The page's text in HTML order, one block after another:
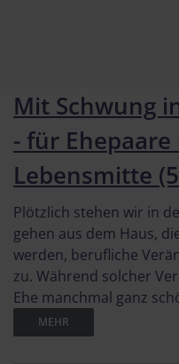
Mit Schwung
- für
Lebensmitte
Plötzlich stehen wir in
gehen aus dem Haus,
werden, berufliche
zu. Während solcher
Ehe manchmal ganz
MEHR